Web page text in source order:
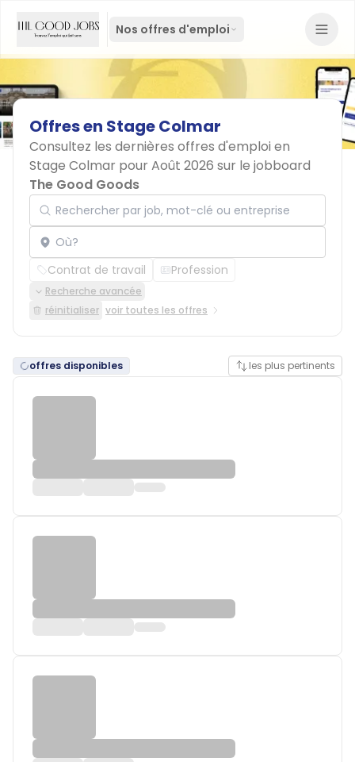
Nos offres d'emploi
Offresen StageColmar
Consultez les dernières offres d'emploi en
Stage Colmar pour Août 2026 sur le jobboard
The Good Goods
Rechercher par job, mot-clé ou entreprise
Localisation
Contrat de travail Profession
Recherche avancée
réinitialiser voir toutes les offres
offres disponibles les plus pertinents